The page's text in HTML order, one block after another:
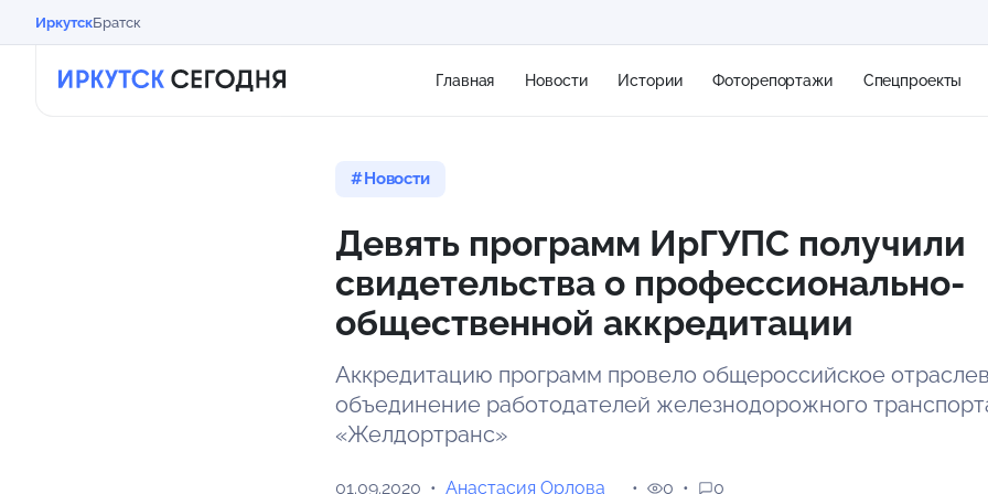
ИркутскБратск
Главная Новости Истории Фоторепортажи Спецпроекты
13 м/с
Новости
Девять программ ИрГУПС получили
свидетельства о профессионально-
общественной аккредитации
Аккредитацию программ провело общероссийское
объединение работодателей железнодорожного
«Желдортранс»
01.09.2020 Анастасия Орлова 0 0